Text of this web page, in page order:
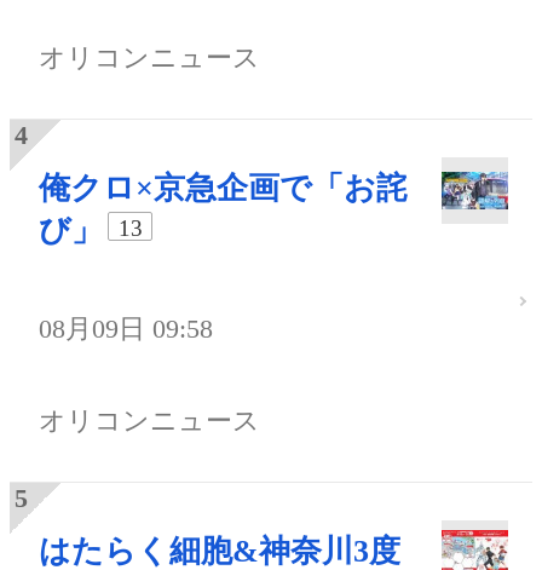
オリコンニュース
俺クロ×京急企画で「お詫
び」
13
08月09日 09:58
オリコンニュース
はたらく細胞&神奈川3度